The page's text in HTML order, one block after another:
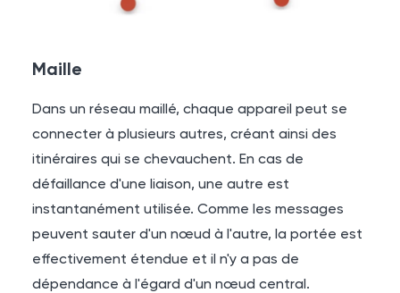
Maille
Dans un réseau maillé, chaque appareil peut se
connecter à plusieurs autres, créant ainsi des
itinéraires qui se chevauchent. En cas de
défaillance d'une liaison, une autre est
instantanément utilisée. Comme les messages
peuvent sauter d'un nœud à l'autre, la portée est
effectivement étendue et il n'y a pas de
dépendance à l'égard d'un nœud central.